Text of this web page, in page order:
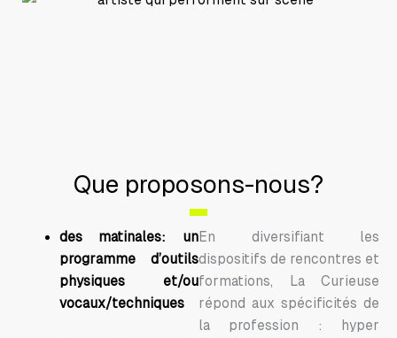
Que proposons-nous?
des matinales: un
programme d’outils
physiques et/ou
vocaux/techniques
En diversifiant les
dispositifs de rencontres et
formations, La Curieuse
répond aux spécificités de
la profession : hyper